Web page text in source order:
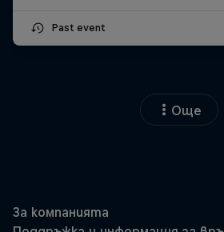
Past event
Още